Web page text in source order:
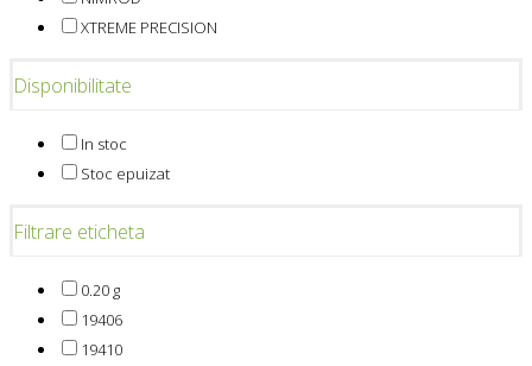
XTREME PRECISION
Disponibilitate
In stoc
Stoc epuizat
Filtrare eticheta
0.20 g
19406
19410